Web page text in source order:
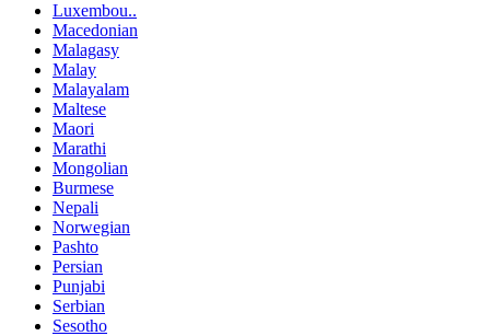
Luxembou..
Macedonian
Malagasy
Malay
Malayalam
Maltese
Maori
Marathi
Mongolian
Burmese
Nepali
Norwegian
Pashto
Persian
Punjabi
Serbian
Sesotho